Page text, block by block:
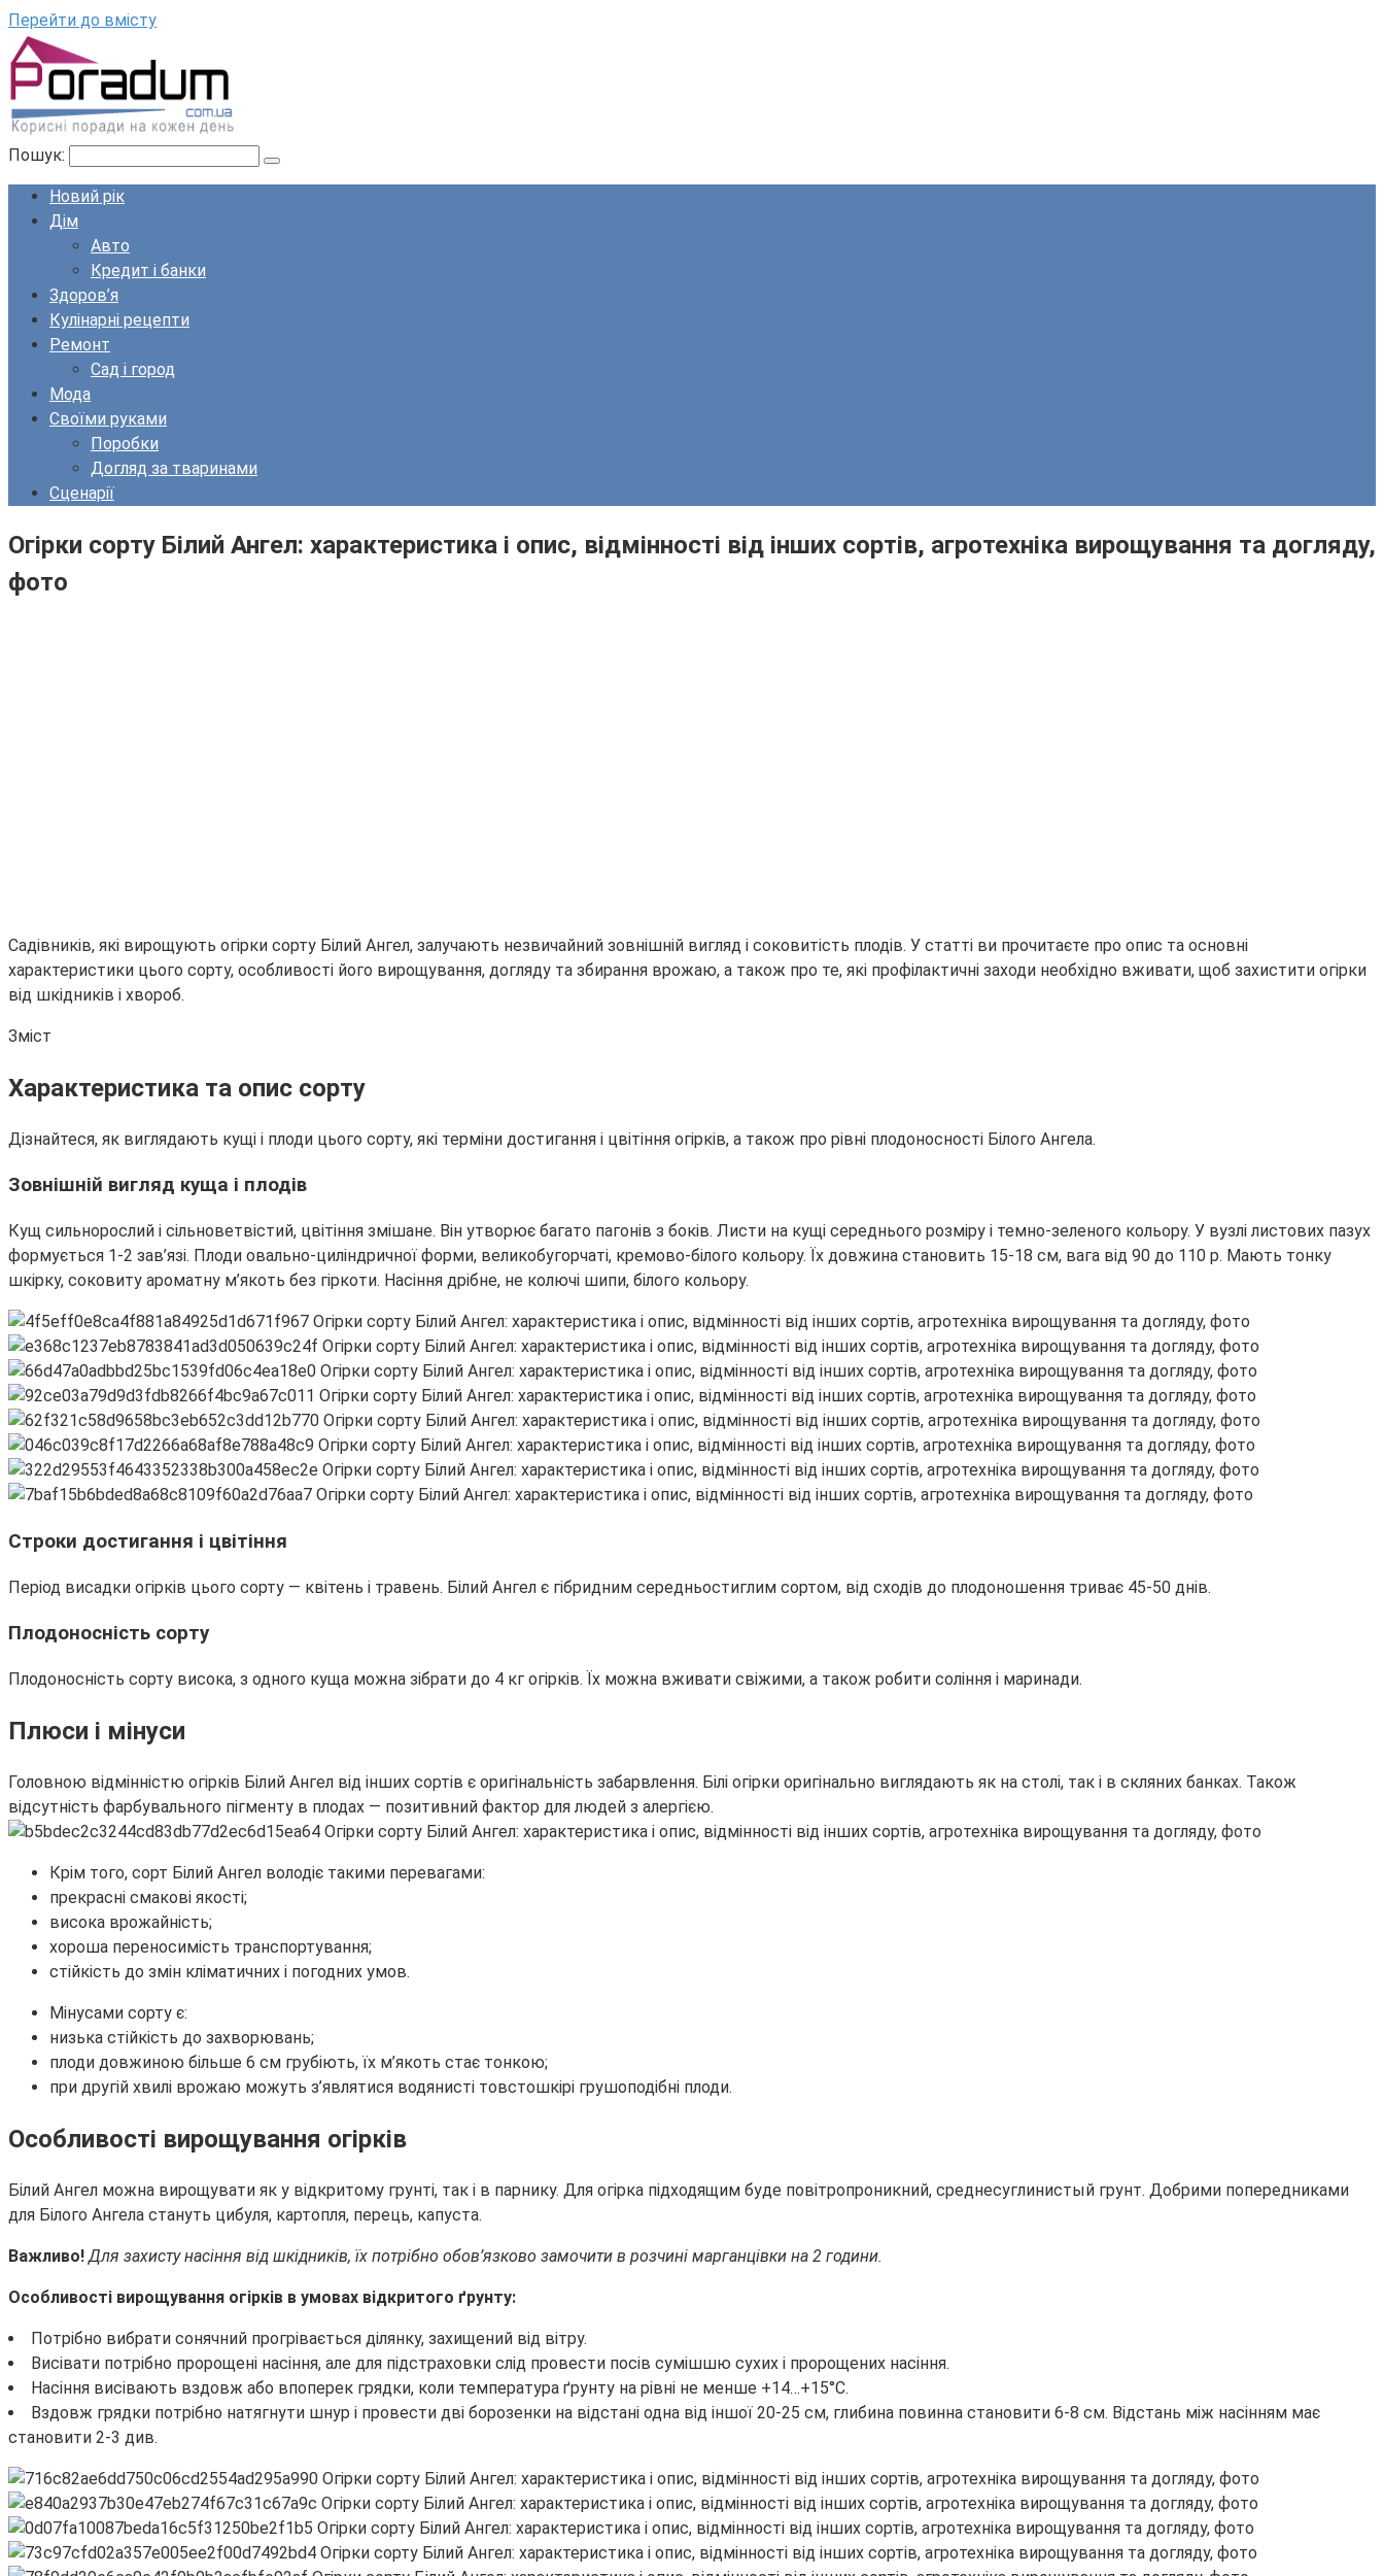
Перейти до вмісту
Пошук:
Новий рік
Дім
Авто
Кредит і банки
Здоров’я
Кулінарні рецепти
Ремонт
Сад і город
Мода
Своїми руками
Поробки
Догляд за тваринами
Сценарії
Огірки сорту Білий Ангел: характеристика і опис, відмінності від інших сортів, агротехніка вирощування та догляду,
фото
Садівників, які вирощують огірки сорту Білий Ангел, залучають незвичайний зовнішній вигляд і соковитість плодів. У статті ви прочитаєте про опис та основні
характеристики цього сорту, особливості його вирощування, догляду та збирання врожаю, а також про те, які профілактичні заходи необхідно вживати, щоб захистити огірки
від шкідників і хвороб.
Зміст
Характеристика та опис сорту
Дізнайтеся, як виглядають кущі і плоди цього сорту, які терміни достигання і цвітіння огірків, а також про рівні плодоносності Білого Ангела.
Зовнішній вигляд куща і плодів
Кущ сильнорослий і сільноветвістий, цвітіння змішане. Він утворює багато пагонів з боків. Листи на кущі середнього розміру і темно-зеленого кольору. У вузлі листових пазух
формується 1-2 зав’язі. Плоди овально-циліндричної форми, великобугорчаті, кремово-білого кольору. Їх довжина становить 15-18 см, вага від 90 до 110 р. Мають тонку
шкірку, соковиту ароматну м’якоть без гіркоти. Насіння дрібне, не колючі шипи, білого кольору.
Строки достигання і цвітіння
Період висадки огірків цього сорту — квітень і травень. Білий Ангел є гібридним середньостиглим сортом, від сходів до плодоношення триває 45-50 днів.
Плодоносність сорту
Плодоносність сорту висока, з одного куща можна зібрати до 4 кг огірків. Їх можна вживати свіжими, а також робити соління і маринади.
Плюси і мінуси
Головною відмінністю огірків Білий Ангел від інших сортів є оригінальність забарвлення. Білі огірки оригінально виглядають як на столі, так і в скляних банках. Також
відсутність фарбувального пігменту в плодах — позитивний фактор для людей з алергією.
Крім того, сорт Білий Ангел володіє такими перевагами:
прекрасні смакові якості;
висока врожайність;
хороша переносимість транспортування;
стійкість до змін кліматичних і погодних умов.
Мінусами сорту є:
низька стійкість до захворювань;
плоди довжиною більше 6 см грубіють, їх м’якоть стає тонкою;
при другій хвилі врожаю можуть з’являтися водянисті товстошкірі грушоподібні плоди.
Особливості вирощування огірків
Білий Ангел можна вирощувати як у відкритому грунті, так і в парнику. Для огірка підходящим буде повітропроникний, среднесуглинистый грунт. Добрими попередниками
для Білого Ангела стануть цибуля, картопля, перець, капуста.
Важливо! Для захисту насіння від шкідників, їх потрібно обов’язково замочити в розчині марганцівки на 2 години.
Особливості вирощування огірків в умовах відкритого ґрунту:
Потрібно вибрати сонячний прогрівається ділянку, захищений від вітру.
Висівати потрібно пророщені насіння, але для підстраховки слід провести посів сумішшю сухих і пророщених насіння.
Насіння висівають вздовж або впоперек грядки, коли температура ґрунту на рівні не менше +14…+15°С.
Вздовж грядки потрібно натягнути шнур і провести дві борозенки на відстані одна від іншої 20-25 см, глибина повинна становити 6-8 см. Відстань між насінням має
становити 2-3 див.